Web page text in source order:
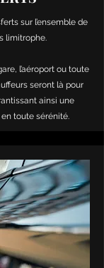
sur l’ensemble de
limitrophe.
l’aéroport ou toute
seront là pour
ainsi une
toute sérénité.